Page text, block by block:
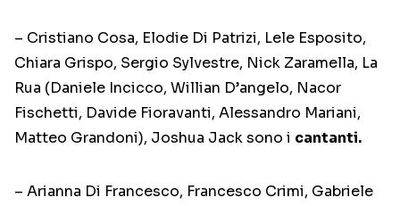
– Cristiano Cosa, Elodie Di Patrizi, Lele Esposito,
Chiara Grispo, Sergio Sylvestre, Nick Zaramella, La
Rua (Daniele Incicco, Willian D’angelo, Nacor
Fischetti, Davide Fioravanti, Alessandro Mariani,
Matteo Grandoni), Joshua Jack sono i cantanti.
– Arianna Di Francesco, Francesco Crimi, Gabriele